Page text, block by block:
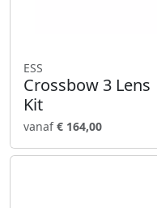
ESS
Crossbow 3 Lens
Kit
vanaf€ 164,00